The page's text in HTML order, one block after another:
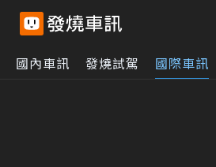
國內車訊 發燒試駕 國際車訊